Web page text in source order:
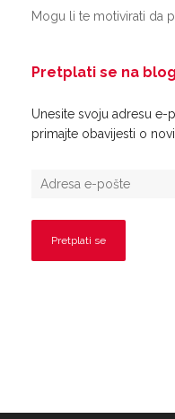
Mogu li te motivirati da
Pretplati se na blog
Unesite svoju adresu
primajte obavijesti o